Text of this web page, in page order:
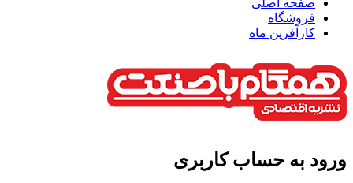
صفحه اصلی
فروشگاه
کارآفرین ماه
ورود به حساب کاربری